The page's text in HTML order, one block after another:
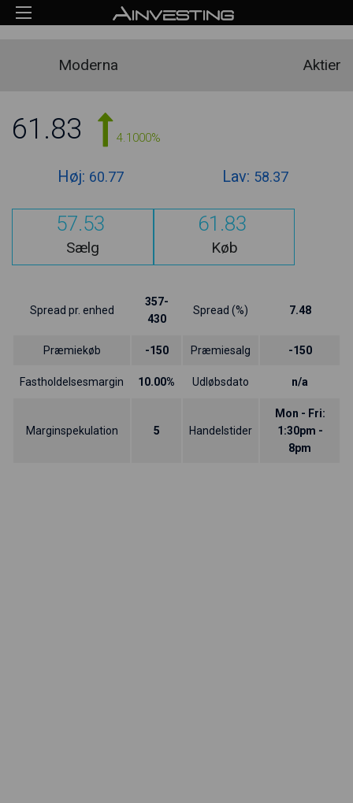
Moderna Aktier
61.83 4.1000%
Høj: 60.77 Lav: 58.37
57.53
Sælg
61.83
Køb
Spread pr. enhed
357-
430
Spread (%) 7.48
Præmiekøb -150 Præmiesalg -150
Fastholdelsesmargin 10.00% Udløbsdato n/a
Marginspekulation 5 Handelstider
Mon - Fri:
1:30pm -
8pm